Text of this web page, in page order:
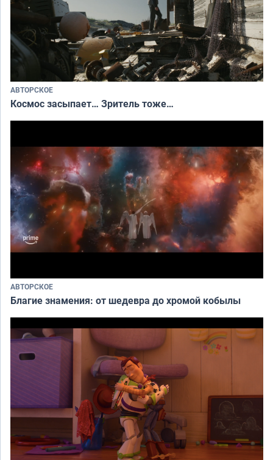
АВТОРСКОЕ
Космос засыпает… Зритель тоже…
АВТОРСКОЕ
Благие знамения: от шедевра до хромой кобылы